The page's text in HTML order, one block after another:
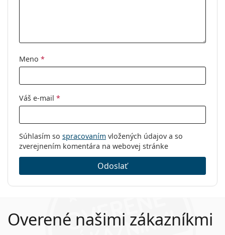
Meno *
Váš e-mail *
Súhlasím so spracovaním vložených údajov a so
zverejnením komentára na webovej stránke
Odoslať
Overené našimi zákazníkmi